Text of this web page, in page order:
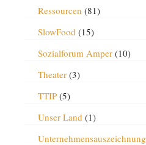
Ressourcen (81)
SlowFood (15)
Sozialforum Amper(10)
Theater(3)
TTIP(5)
Unser Land (1)
Unternehmensauszeichnung